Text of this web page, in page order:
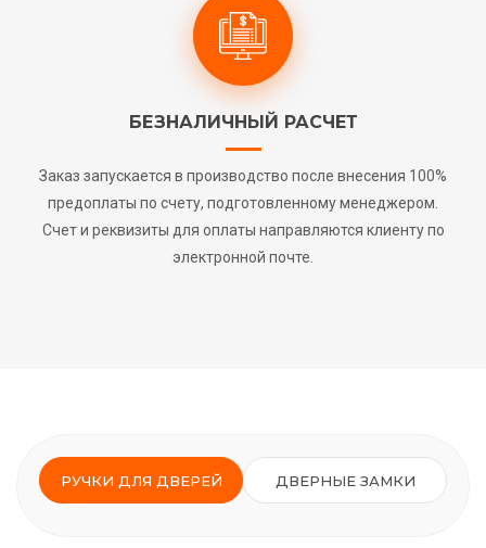
БЕЗНАЛИЧНЫЙ РАСЧЕТ
Заказ запускается в производство после внесения 100%
предоплаты по счету, подготовленному менеджером.
Счет и реквизиты для оплаты направляются клиенту по
электронной почте.
РУЧКИ ДЛЯ ДВЕРЕЙ ДВЕРНЫЕ ЗАМКИ